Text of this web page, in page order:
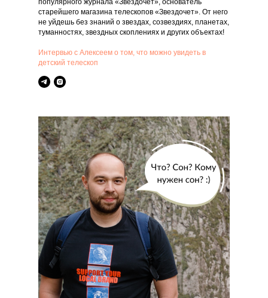
популярного журнала «Звездочет», основатель
старейшего магазина телескопов «Звездочет». От него
не уйдешь без знаний о звездах, созвездиях, планетах,
туманностях, звездных скоплениях и других объектах!
Интервью с Алексеем о том, что можно увидеть в
детский телескоп